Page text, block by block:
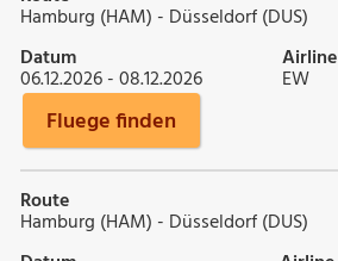
Hamburg (HAM) - Düsseldorf (DUS)
Datum
06.12.2026 - 08.12.2026
Airline
EW
Fluege finden
Route
Hamburg (HAM) - Düsseldorf (DUS)